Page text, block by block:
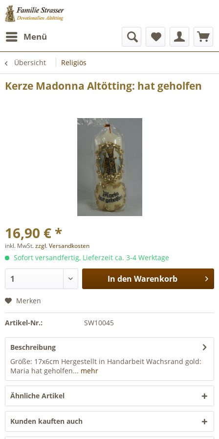
Menü
Übersicht Religiös
Kerze Madonna Altötting: hat geholfen
16,90 € *
inkl. MwSt.zzgl. Versandkosten
Sofort versandfertig, Lieferzeit ca. 3-4 Werktage
In den Warenkorb
Merken
Artikel-Nr.: SW10045
Beschreibung
Größe: 17x6cm Hergestellt in Handarbeit Wachsrand gold:
Maria hat geholfen... mehr
Ähnliche Artikel
Kunden kauften auch